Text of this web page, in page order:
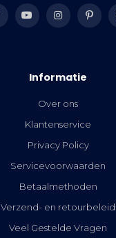
Informatie
Over ons
Klantenservice
Privacy Policy
Servicevoorwaarden
Betaalmethoden
Verzend- en retourbeleid
Veel Gestelde Vragen